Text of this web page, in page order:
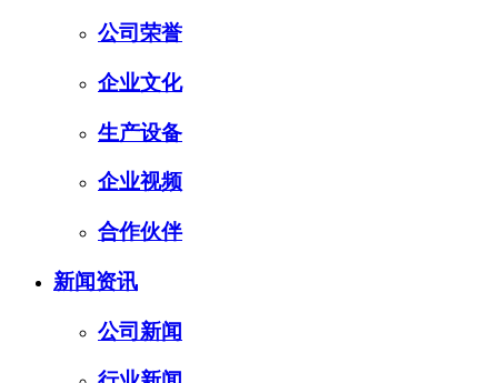
公司荣誉
企业文化
生产设备
企业视频
合作伙伴
新闻资讯
公司新闻